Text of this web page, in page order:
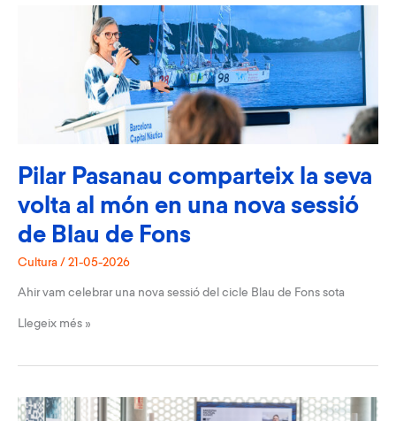
Pilar Pasanau comparteix la seva
volta al món en una nova sessió
de Blau de Fons
Cultura / 21-05-2026
Ahir vam celebrar una nova sessió del cicle Blau de Fons sota
Pilar Pasanau comparteix
volta
món
en
Llegeix més »